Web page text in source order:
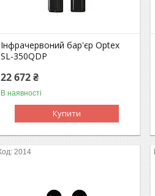
Інфрачервоний бар'єр Optex
SL-350QDP
22 672 ₴
В наявності
Купити
2014